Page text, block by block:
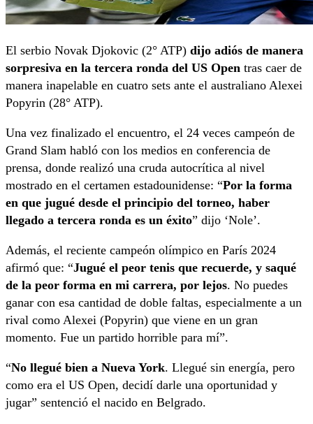
El serbio Novak Djokovic (2° ATP) dijo adiós de manera
sorpresiva en la tercera ronda del US Open tras caer de
manera inapelable en cuatro sets ante el australiano Alexei
Popyrin (28° ATP).
Una vez finalizado el encuentro, el 24 veces campeón de
Grand Slam habló con los medios en conferencia de
prensa, donde realizó una cruda autocrítica al nivel
mostrado en el certamen estadounidense: “Por la forma
en que jugué desde el principio del torneo, haber
llegado a tercera ronda es un éxito” dijo ‘Nole’.
Además, el reciente campeón olímpico en París 2024
afirmó que: “Jugué el peor tenis que recuerde, y saqué
de la peor forma en mi carrera, por lejos. No puedes
ganar con esa cantidad de doble faltas, especialmente a un
rival como Alexei (Popyrin) que viene en un gran
momento. Fue un partido horrible para mí”.
“No llegué bien a Nueva York. Llegué sin energía, pero
como era el US Open, decidí darle una oportunidad y
jugar” sentenció el nacido en Belgrado.